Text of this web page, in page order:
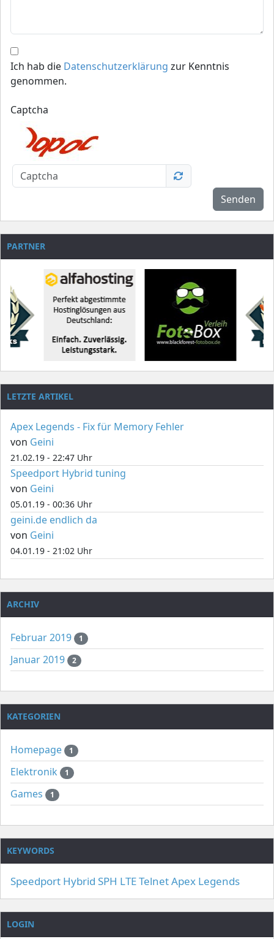
Ich hab die Datenschutzerklärung zur Kenntnis
genommen.
Captcha
Senden
PARTNER
LETZTE ARTIKEL
Apex Legends - Fix für Memory Fehler
von Geini
21.02.19 - 22:47 Uhr
Speedport Hybrid tuning
von Geini
05.01.19 - 00:36 Uhr
geini.de endlich da
von Geini
04.01.19 - 21:02 Uhr
ARCHIV
Februar 2019 1
Januar 2019 2
KATEGORIEN
Homepage 1
Elektronik 1
Games 1
KEYWORDS
Speedport Hybrid SPH LTETelnetApex Legends
LOGIN